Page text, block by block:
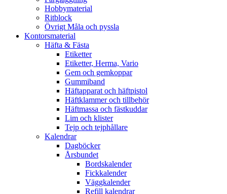
Hobbymaterial
Ritblock
Övrigt Måla och pyssla
Kontorsmaterial
Häfta & Fästa
Etiketter
Etiketter, Herma, Vario
Gem och gemkoppar
Gummiband
Häftapparat och häftpistol
Häftklammer och tillbehör
Häftmassa och fästkuddar
Lim och klister
Tejp och tejphållare
Kalendrar
Dagböcker
Årsbundet
Bordskalender
Fickkalender
Väggkalender
Refill kalendrar